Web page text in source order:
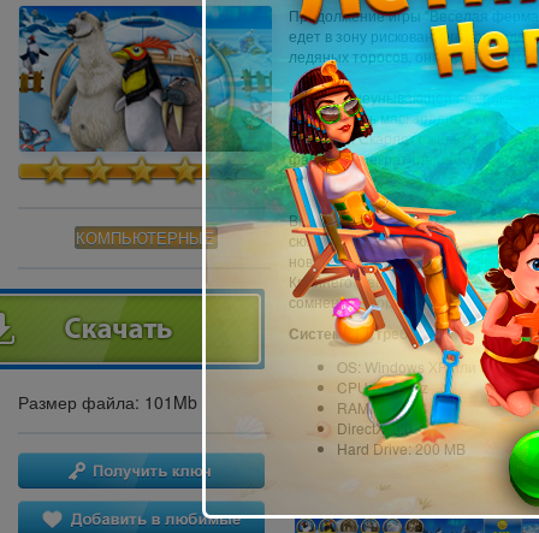
КОМПЬЮТЕРНЫЕ
Размер файла: 101Mb
Продолжение игры "Веселая
едет в зону рискованного
ледяных торосов, она будет вести
Вместе с неунывающей
Будете шить маскарадные костюмы
с фермой Скарлетт живет Дед
фабрика прекратила работу - еще
праздник!
Вас ждут невероятные
сюжет и множество веселых шуток.
новогодней истории, а заодно -
Крайнего Севера. Это - задача
сомнения, скорее в путь!
Системные требования:
OS: Windows XP или более
CPU: 1,5 GHz
RAM: 512 MB
DirectX: 9.0
Hard Drive: 200 MB